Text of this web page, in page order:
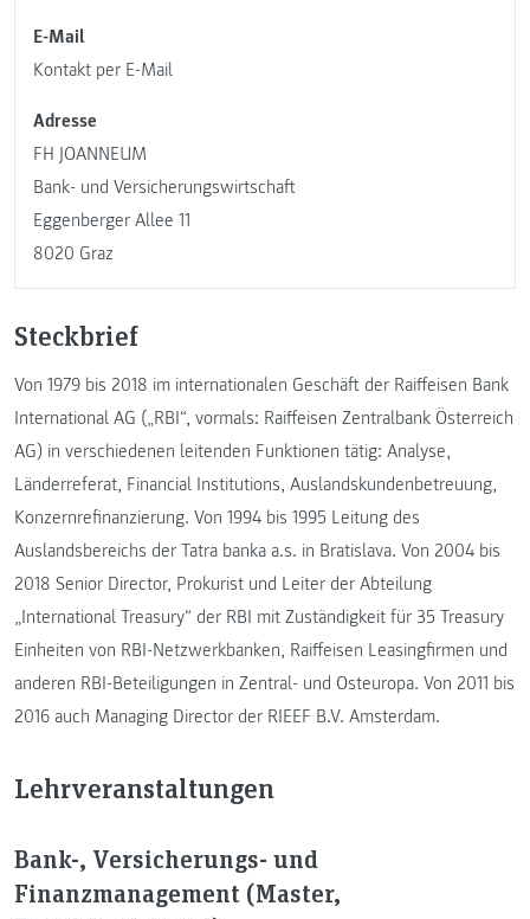
E-Mail
Kontakt per E-Mail
Adresse
FH JOANNEUM
Bank- und Versicherungswirtschaft
Eggenberger Allee 11
8020 Graz
Steckbrief
Von 1979 bis 2018 im internationalen Geschäft der Raiffeisen Bank
International AG („RBI“, vormals: Raiffeisen Zentralbank Österreich
AG) in verschiedenen leitenden Funktionen tätig: Analyse,
Länderreferat, Financial Institutions, Auslandskundenbetreuung,
Konzernrefinanzierung. Von 1994 bis 1995 Leitung des
Auslandsbereichs der Tatra banka a.s. in Bratislava. Von 2004 bis
2018 Senior Director, Prokurist und Leiter der Abteilung
„International Treasury“ der RBI mit Zuständigkeit für 35 Treasury
Einheiten von RBI-Netzwerkbanken, Raiffeisen Leasingfirmen und
anderen RBI-Beteiligungen in Zentral- und Osteuropa. Von 2011 bis
2016 auch Managing Director der RIEEF B.V. Amsterdam.
Lehrveranstaltungen
Bank-, Versicherungs- und
Finanzmanagement (Master,